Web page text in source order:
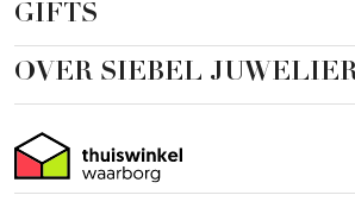
GIFTS
OVER SIEBEL